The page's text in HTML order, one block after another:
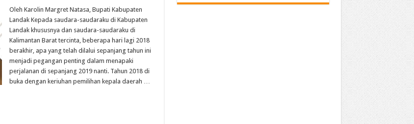
Oleh Karolin Margret Natasa, Bupati Kabupaten
Landak Kepada saudara-saudaraku di Kabupaten
Landak khususnya dan saudara-saudaraku di
Kalimantan Barat tercinta, beberapa hari lagi 2018
berakhir, apa yang telah dilalui sepanjang tahun ini
menjadi pegangan penting dalam menapaki
perjalanan di sepanjang 2019 nanti. Tahun 2018 di
buka dengan keriuhan pemilihan kepala daerah …